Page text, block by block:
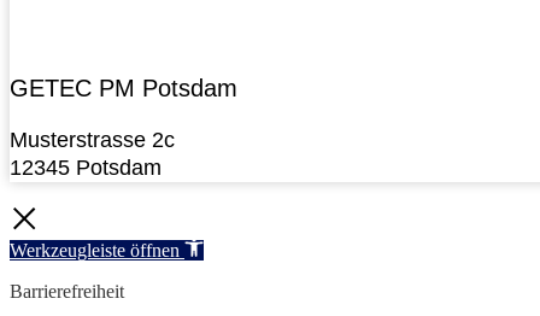
GETEC PM Potsdam
Musterstrasse 2c
12345 Potsdam
Werkzeugleiste öffnen
Barrierefreiheit